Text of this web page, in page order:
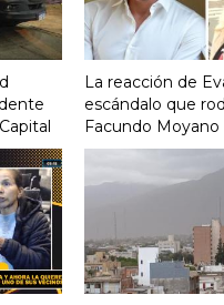
La reacción de
escándalo que
Facundo Moyano